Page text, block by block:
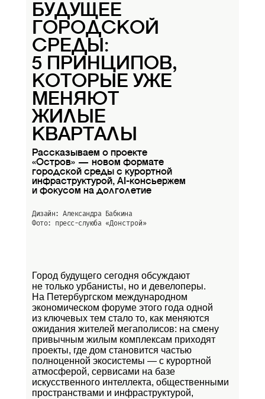
БУДУЩЕЕ
ГОРОДСКОЙ
СРЕДЫ:
5 ПРИНЦИПОВ,
КОТОРЫЕ УЖЕ
МЕНЯЮТ
ЖИЛЫЕ
КВАРТАЛЫ
Рассказываем о проекте
«Остров» — новом формате
городской среды с курортной
инфраструктурой, AI-консьержем
и фокусом на долголетие
Дизайн: Александра Бабкина
Фото: пресс-слуюба «Донстрой»
Город будущего сегодня обсуждают
не только урбанисты, но и девелоперы.
На Петербургском международном
экономическом форуме этого года одной
из ключевых тем стало то, как меняются
ожидания жителей мегаполисов: на смену
привычным жилым комплексам приходят
проекты, где дом становится частью
полноценной экосистемы — с курортной
атмосферой, сервисами на базе
искусственного интеллекта, общественными
пространствами и инфраструктурой,